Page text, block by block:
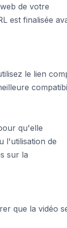
de votre
est finalisée
le lien
qu'elle
l'utilisation de
sur la
que la vidéo